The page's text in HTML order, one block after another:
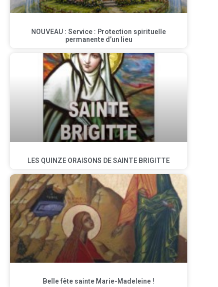
NOUVEAU : Service : Protection spirituelle
permanente d’un lieu
LES QUINZE ORAISONS DE SAINTE BRIGITTE
Belle fête sainte Marie-Madeleine !